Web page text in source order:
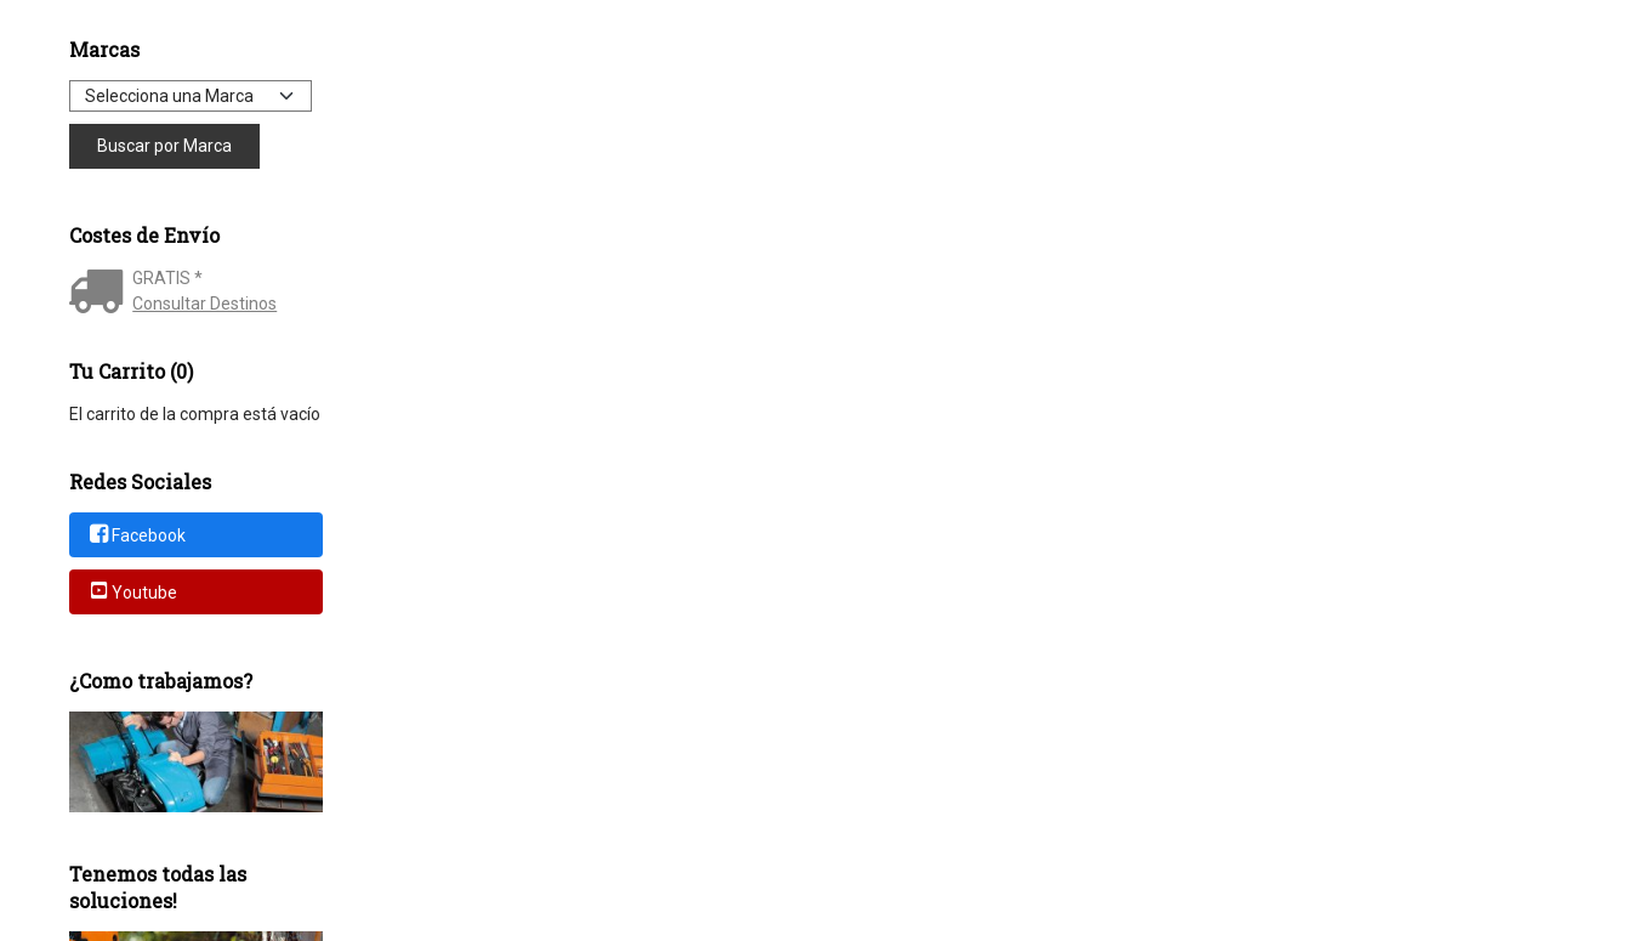
Marcas
Costes de Envío
GRATIS *
Consultar Destinos
Tu Carrito (0)
El carrito de la compra está vacío
Redes Sociales
Facebook
Youtube
¿Como trabajamos?
Tenemos todas las
soluciones!